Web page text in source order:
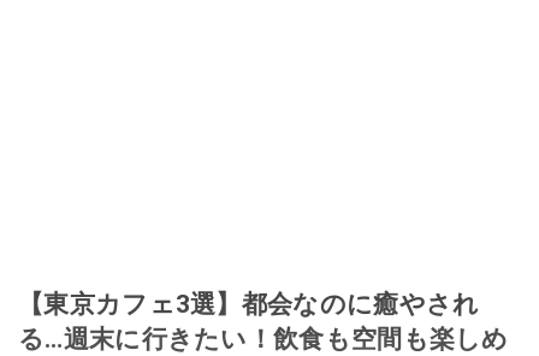
【東京カフェ3選】都会なのに癒やされ
る…週末に行きたい！飲食も空間も楽しめ